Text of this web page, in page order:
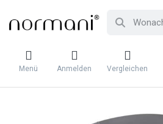
Menü Anmelden Vergleichen